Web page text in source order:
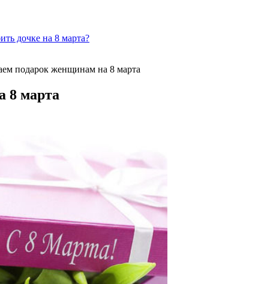
дочке на 8 марта?
подарок женщинам на 8 марта
8 марта